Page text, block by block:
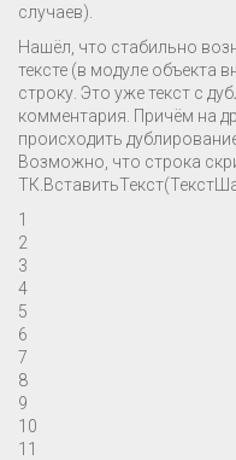
случаев).
Нашёл, что стабильно
тексте (в модуле объекта
строку. Это уже текст с
комментария. Причём на
происходить
Возможно, что строка
1
2
3
4
5
6
7
8
9
10
11